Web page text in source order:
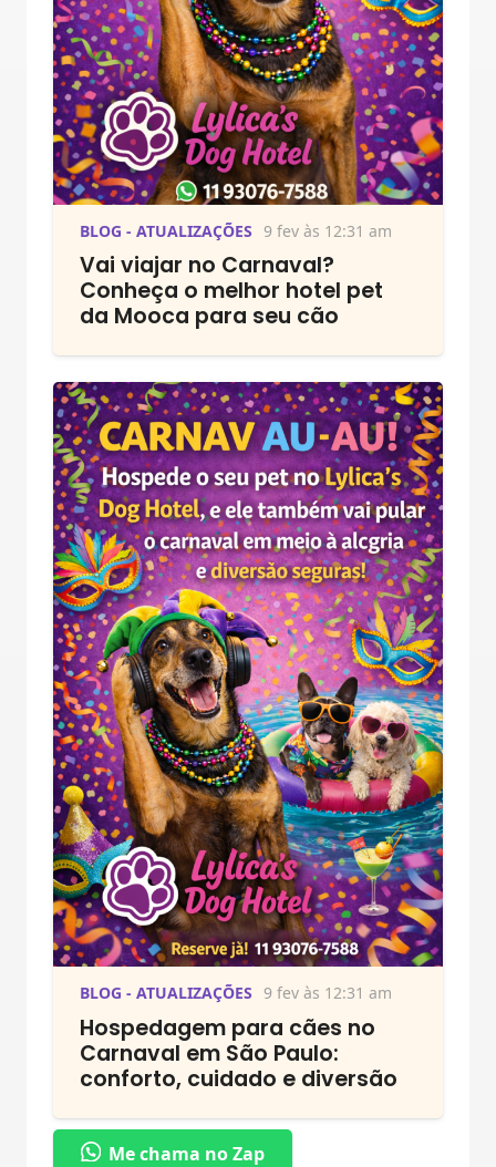
BLOG - ATUALIZAÇÕES 9 fev às 12:31 am
Vai viajar no Carnaval?
Conheça o melhor hotel pet
da Mooca para seu cão
BLOG - ATUALIZAÇÕES 9 fev às 12:31 am
Hospedagem para cães no
Carnaval em São Paulo:
conforto, cuidado e diversão
Me chama no Zap